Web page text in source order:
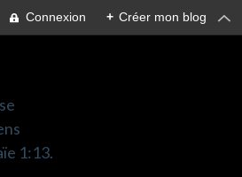
Connexion + Créer mon blog
1:13.